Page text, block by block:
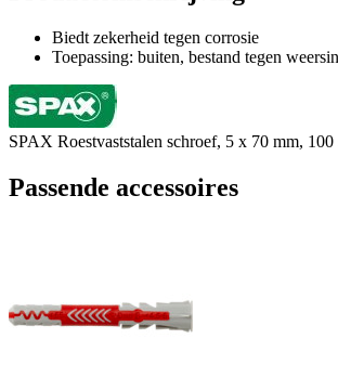
Biedt zekerheid tegen corrosie
Toepassing: buiten, bestand tegen
SPAX Roestvaststalen schroef, 5 x 70 mm,
Passende accessoires